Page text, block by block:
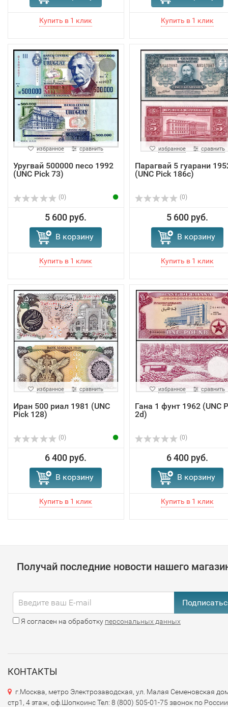
избранное сравнить
Уругвай 500000 песо 1992
(UNC Pick 73)
(0)
5 600 руб.
В корзину
избранное сравнить
Парагвай 5 гуарани
(UNC Pick 186с)
(0)
5 600 руб.
В корзину
избранное сравнить
Иран 500 риал 1981 (UNC
Pick 128)
(0)
6 400 руб.
В корзину
избранное сравнить
Гана 1 фунт 1962 (UNC
2d)
(0)
6 400 руб.
В корзину
Получай последние новости нашего
Я согласен на обработку персональных данных
КОНТАКТЫ
г.Москва, метро Электрозаводская, ул. Малая Семеновская
стр1, 4 этаж, оф.Шопкоинс Тел: 8 (800) 505-01-75 звонок по России